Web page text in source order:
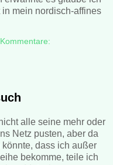
mein nordisch-affines
alle seine mehr oder
Netz pusten, aber da
dass ich außer
bekomme, teile ich